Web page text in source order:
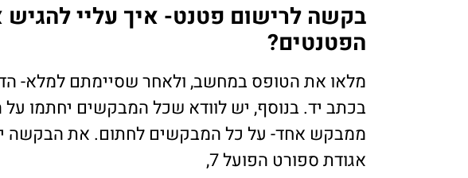
בקשה לרישום פטנט- איך עליי
הפטנטים?
מלאו את הטופס במחשב, ולאחר שסיימתם למלא-
בכתב יד. בנוסף, יש לוודא שכל המבקשים יחתמו
ממבקש אחד- על כל המבקשים לחתום. את הבקשה
אגודת ספורט הפועל 7,